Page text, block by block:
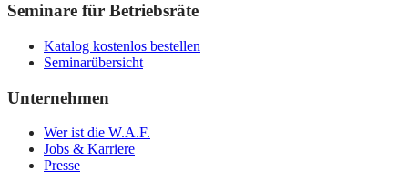
Seminare für Betriebsräte
Katalog kostenlos bestellen
Seminarübersicht
Unternehmen
Wer ist die W.A.F.
Jobs & Karriere
Presse